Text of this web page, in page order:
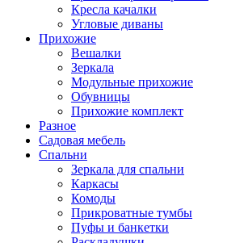
Кресла качалки
Угловые диваны
Прихожие
Вешалки
Зеркала
Модульные прихожие
Обувницы
Прихожие комплект
Разное
Садовая мебель
Спальни
Зеркала для спальни
Каркасы
Комоды
Прикроватные тумбы
Пуфы и банкетки